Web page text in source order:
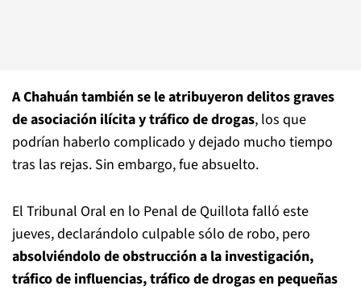
A Chahuán también se le atribuyeron delitos graves
de asociación ilícita y tráfico de drogas, los que
podrían haberlo complicado y dejado mucho tiempo
tras las rejas. Sin embargo, fue absuelto.
El Tribunal Oral en lo Penal de Quillota falló este
jueves, declarándolo culpable sólo de robo, pero
absolviéndolo de obstrucción a la investigación,
tráfico de influencias, tráfico de drogas en pequeñas